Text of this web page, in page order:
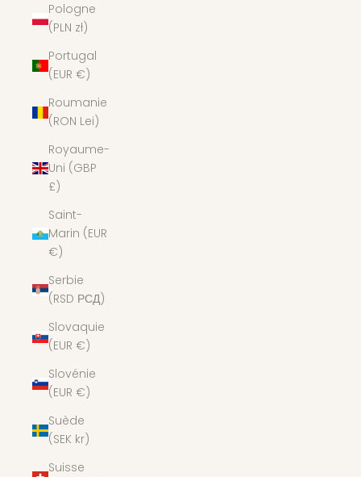
Pologne
(PLN zł)
Portugal
(EUR €)
Roumanie
(RON Lei)
Royaume-
Uni (GBP
£)
Saint-
Marin (EUR
€)
Serbie
(RSD РСД)
Slovaquie
(EUR €)
Slovénie
(EUR €)
Suède
(SEK kr)
Suisse